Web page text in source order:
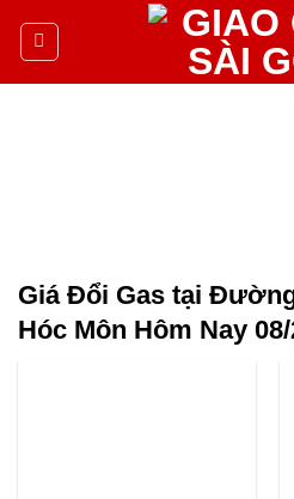
Giá Đổi Gas tại
Hóc Môn Hôm Nay